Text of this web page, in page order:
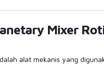
Mixer
alat mekanis yang